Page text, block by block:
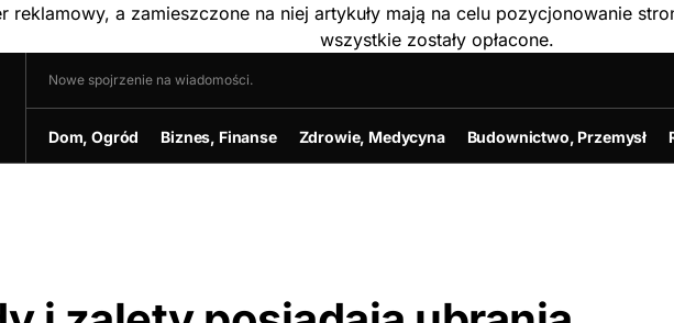
reklamowy, a zamieszczone na niej artykuły mają na celu pozycjonowanie
wszystkie zostały opłacone.
Nowe spojrzenie na wiadomości.
Dom, Ogród Biznes, Finanse Zdrowie, Medycyna Budownictwo, Przemysł